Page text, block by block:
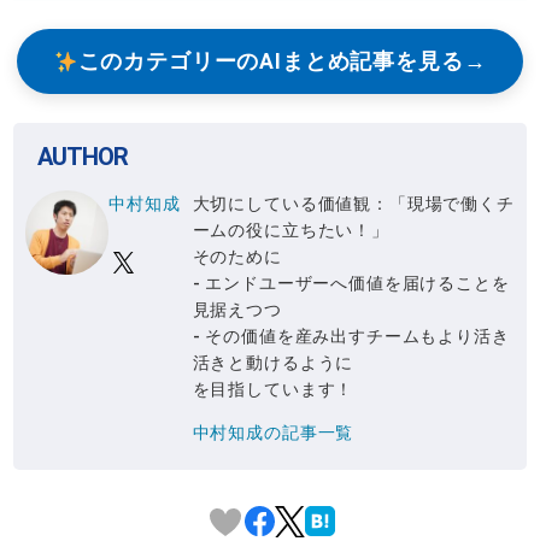
このカテゴリーのAIまとめ記事を見る
AUTHOR
中村知成
大切にしている価値観：「現場で働くチ
ームの役に立ちたい！」
そのために
- エンドユーザーへ価値を届けることを
見据えつつ
- その価値を産み出すチームもより活き
活きと動けるように
を目指しています！
中村知成の記事一覧